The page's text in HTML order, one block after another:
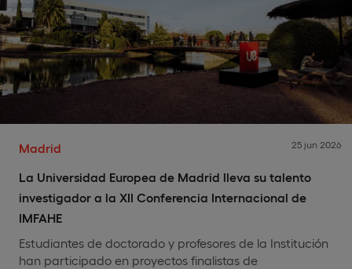
Madrid
La Universidad Europea de Madrid lleva su talento
investigador a la XII Conferencia Internacional de
IMFAHE
25 jun 2026
Estudiantes de doctorado y profesores de la Institución
han participado en proyectos finalistas de